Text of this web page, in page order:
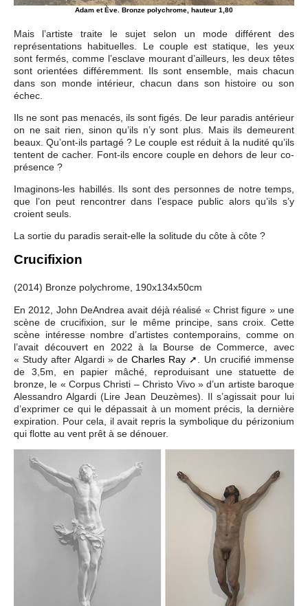
Adam et Ève. Bronze polychrome, hauteur 1,80
Mais l’artiste traite le sujet selon un mode différent des
représentations habituelles. Le couple est statique, les yeux
sont fermés, comme l’esclave mourant d’ailleurs, les deux têtes
sont orientées différemment. Ils sont ensemble, mais chacun
dans son monde intérieur, chacun dans son histoire ou son
échec.
Ils ne sont pas menacés, ils sont figés. De leur paradis antérieur
on ne sait rien, sinon qu’ils n’y sont plus. Mais ils demeurent
beaux. Qu’ont-ils partagé ? Le couple est réduit à la nudité qu’ils
tentent de cacher. Font-ils encore couple en dehors de leur co-
présence ?
Imaginons-les habillés. Ils sont des personnes de notre temps,
que l’on peut rencontrer dans l’espace public alors qu’ils s’y
croient seuls.
La sortie du paradis serait-elle la solitude du côte à côte ?
Crucifixion
(2014) Bronze polychrome, 190x134x50cm
En 2012, John DeAndrea avait déjà réalisé « Christ figure » une
scène de crucifixion, sur le même principe, sans croix. Cette
scène intéresse nombre d’artistes contemporains, comme on
l’avait découvert en 2022 à la Bourse de Commerce, avec
« Study after Algardi » deCharles Ray
. Un crucifié immense
de 3,5m, en papier mâché, reproduisant une statuette de
bronze, le « Corpus Christi – Christo Vivo » d’un artiste baroque
Alessandro Algardi (Lire Jean Deuzèmes). Il s’agissait pour lui
d’exprimer ce qui le dépassait à un moment précis, la dernière
expiration. Pour cela, il avait repris la symbolique du périzonium
qui flotte au vent prêt à se dénouer.